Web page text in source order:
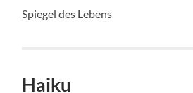
Spiegel des Lebens
Haiku